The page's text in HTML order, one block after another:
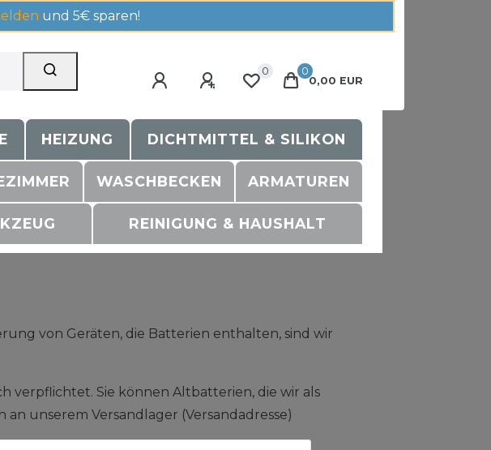
und 5€ sparen!
0
0
0,00 EUR
HEIZUNG DICHTMITTEL & SILIKON
WASCHBECKEN ARMATUREN
REINIGUNG & HAUSHALT
von Geräten, die Batterien enthalten, sind wir
verpflichtet. Sie können Altbatterien, die wir als
unserem Versandlager (Versandadresse)